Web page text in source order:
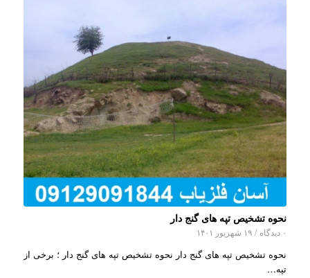
نحوه تشخیص تپه های گنج دار
۰ دیدگاه / ۱۹ شهریور ۱۴۰۱
نحوه تشخیص تپه های گنج دار نحوه تشخیص تپه های گنج دار ؛ برخی از
تپه…